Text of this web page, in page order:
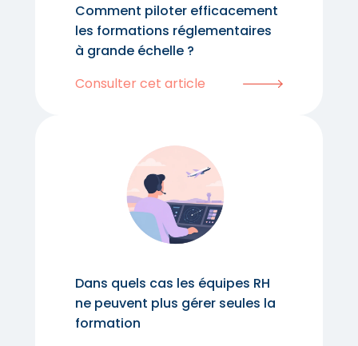
Comment piloter efficacement
les formations réglementaires
à grande échelle ?
Consulter cet article
Dans quels cas les équipes RH
ne peuvent plus gérer seules la
formation